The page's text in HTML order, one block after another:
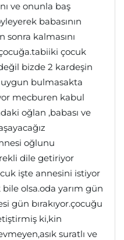
ve onunla baş
babasının
sonra kalmasını
çocuk
bizde 2 kardeşin
uygun bulmasakta
mecburen kabul
oğlan ,babası ve
oğlunu
dile getiriyor
işte annesini istiyor
bile olsa.oda yarım gün
gün bırakıyor.çocuğu
ki,kin
suratlı ve